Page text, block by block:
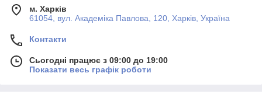
м. Харків
61054, вул. Академіка Павлова, 120, Харків, Україна
Контакти
Сьогодні працює з 09:00 до 19:00
Показати весь графік роботи